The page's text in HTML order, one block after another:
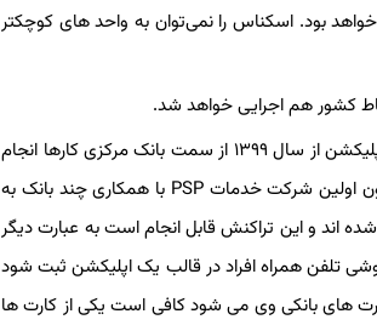
بود. اسکناس را نمی‌توان به واحد های کوچکتر
کشور هم اجرایی خواهد شد.
معاون بانک مرکزی در باره تجمیع کارت‌های بانک‌ها نیز گفت: عملیات تجمیع کارت ها در قالب یک اپلیکشن از سال ۱۳۹۹ از سمت بانک مرکزی کارها انجام
شده اما به منظور تجهیز زیرساخت های لازم در شبکه پرداخت عملیات مقداری طولانی شد، هم اکنون اولین شرکت خدمات PSP با همکاری چند بانک به
اند و این تراکنش قابل انجام است به عبارت دیگر
تلفن همراه افراد در قالب یک اپلیکشن ثبت شود
های بانکی وی می شود کافی است یکی از کارت ها